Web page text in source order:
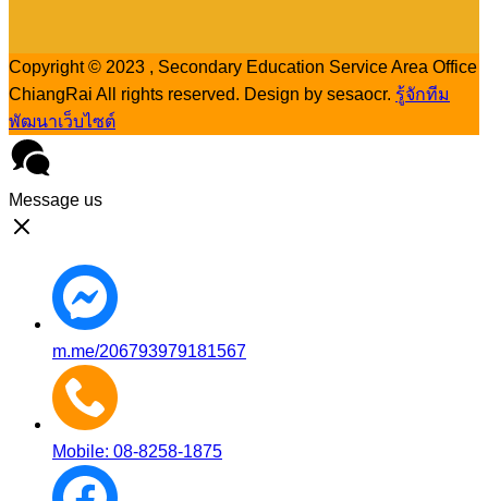
Copyright © 2023 , Secondary Education Service Area Office
ChiangRai All rights reserved. Design by sesaocr. รู้จักทีม
พัฒนาเว็บไซต์
Message us
m.me/206793979181567
Mobile: 08-8258-1875